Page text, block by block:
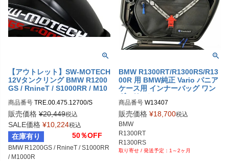
【アウトレット】SW-MOTECH
12Vタンクリング BMW R1200
GS / RnineT / S1000RR / M10
商品番号 TRE.00.475.12700/S
販売価格 ¥20,449税込
SALE価格 ¥10,224税込
在庫有り 50％OFF
BMW R1200GS / RnineT / S1000RR
/ M1000R
BMW R1300RT/R1300RS/R13
00R 用 BMW純正 Vario パニア
ケース用 インナーバッグ ワン
ダーリッヒ
商品番号 W13407
左側：W13407-102
右側：W13407-202
両側：W13407-002
販売価格 ¥18,700税込
BMW
R1300RT
R1300RS
R1300R
1～2ヶ月